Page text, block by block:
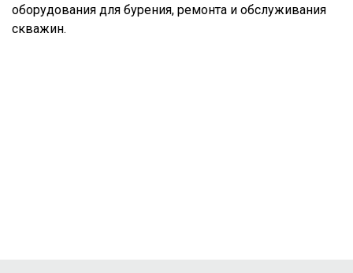
оборудования для бурения, ремонта и обслуживания
скважин.